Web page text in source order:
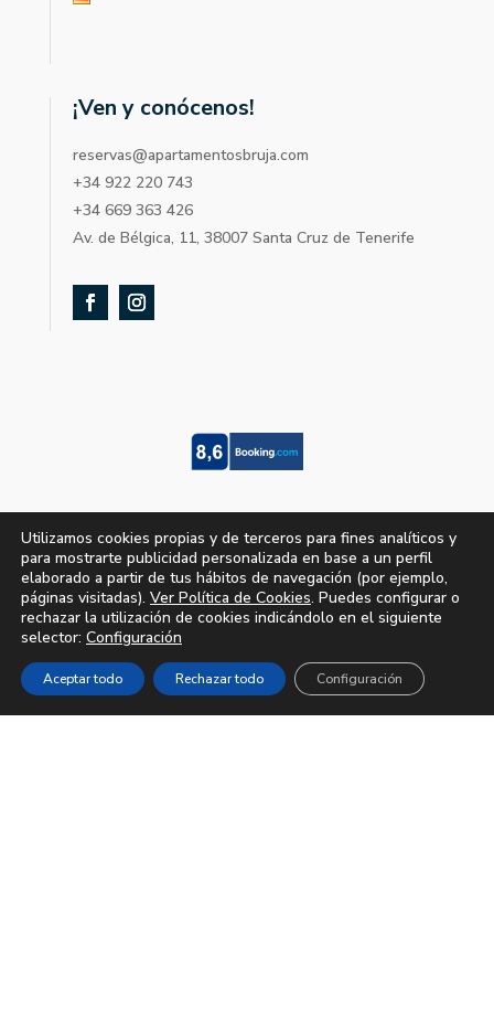
¡Ven y conócenos!
reservas@apartamentosbruja.com
+34 922 220 743
+34 669 363 426
Av. de Bélgica, 11, 38007 Santa Cruz de Tenerife
Utilizamos cookies propias y de terceros para fines analíticos y
para mostrarte publicidad personalizada en base a un perfil
elaborado a partir de tus hábitos de navegación (por ejemplo,
páginas visitadas). Ver Política de Cookies. Puedes configurar o
rechazar la utilización de cookies indicándolo en el siguiente
selector: Configuración
Aceptar todo Rechazar todo Configuración